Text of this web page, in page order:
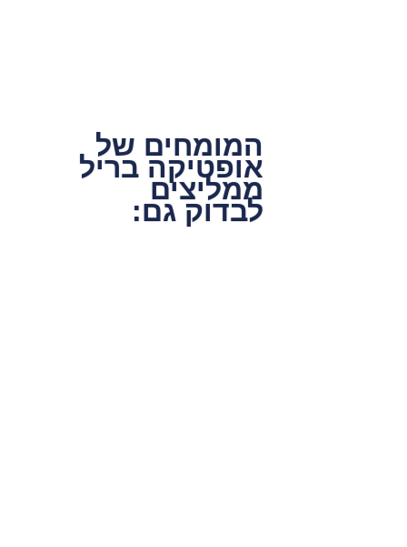
המומחים של
אופטיקה בריל
ממליצים
לבדוק גם: